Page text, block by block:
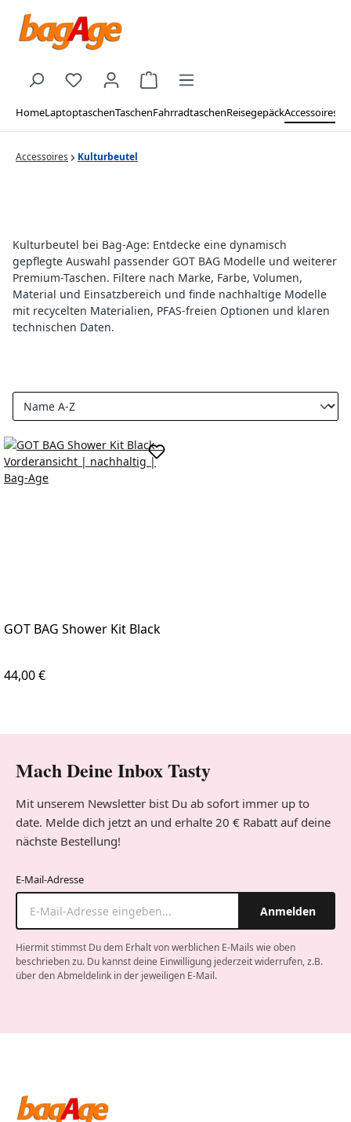
Zum Hauptinhalt springen
Du hast 0 Produkte auf dem Merkzettel
Warenkorb enthält 0 Positionen.
HomeLaptoptaschenTaschenFahrradtaschenReisegepäckAccessoires
Accessoires Kulturbeutel
Kulturbeutel bei Bag-Age: Entdecke eine dynamisch
gepflegte Auswahl passender GOT BAG Modelle und weiterer
Premium-Taschen. Filtere nach Marke, Farbe, Volumen,
Material und Einsatzbereich und finde nachhaltige Modelle
mit recycelten Materialien, PFAS-freien Optionen und klaren
technischen Daten.
In den Warenkorb
GOT BAG Shower Kit Black
Regulärer Preis:
44,00 €
Mach Deine Inbox Tasty
Mit unserem Newsletter bist Du ab sofort immer up to
date. Melde dich jetzt an und erhalte 20 € Rabatt auf deine
nächste Bestellung!
E-Mail-Adresse
Anmelden
Hiermit stimmst Du dem Erhalt von werblichen E-Mails wie oben
beschrieben zu. Du kannst deine Einwilligung jederzeit widerrufen, z.B.
über den Abmeldelink in der jeweiligen E-Mail.